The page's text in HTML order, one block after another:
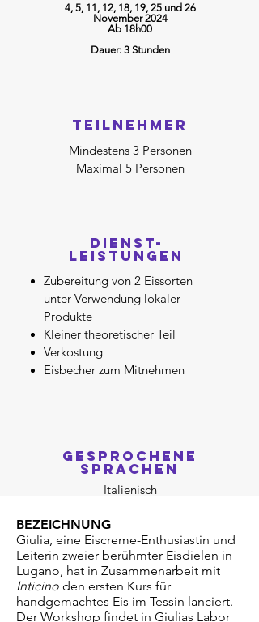
4, 5, 11, 12, 18, 19, 25 und 26
November 2024
Ab 18h00
Dauer: 3 Stunden
Teilnehmer
Mindestens 3 Personen
Maximal 5 Personen
DIENST-
LEISTUNGEN
Zubereitung von 2 Eissorten
unter Verwendung lokaler
Produkte
Kleiner theoretischer Teil
Verkostung
Eisbecher zum Mitnehmen
GESPROCHENE
SPRACHEN
Italienisch
BEZEICHNUNG
Giulia, eine Eiscreme-Enthusiastin und
Leiterin zweier berühmter Eisdielen in
Lugano, hat in Zusammenarbeit mit
Inticino den ersten Kurs für
handgemachtes Eis im Tessin lanciert.
Der Workshop findet in Giulias Labor